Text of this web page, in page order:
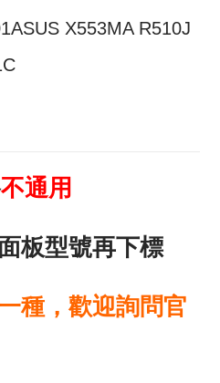
X553MA R510J
不通用
板型號再下標
種，歡迎詢問官